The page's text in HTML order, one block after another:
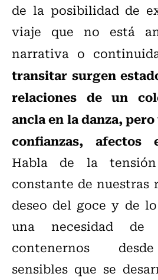
de la posibilidad de
viaje que no está
narrativa o
transitar surgen
relaciones de un
ancla en la danza,
confianzas, afectos
Habla de la
constante de nuestras
deseo del goce y de
una necesidad de
contenernos
sensibles que se